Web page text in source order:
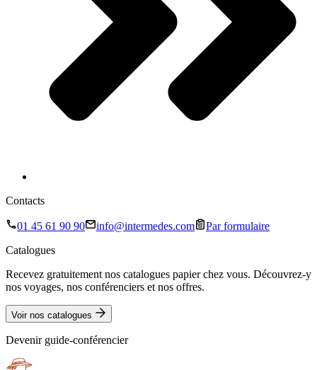
Contacts
01 45 61 90 90 info@intermedes.com
Par formulaire
Catalogues
Recevez gratuitement nos catalogues papier chez vous. Découvrez-y
nos voyages, nos conférenciers et nos offres.
Voir nos catalogues
Devenir guide-conférencier